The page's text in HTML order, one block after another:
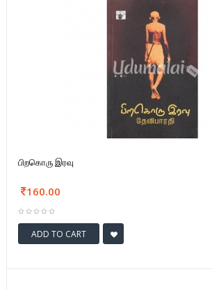
பிறகொரு இரவு
160.00
ADD TO CART